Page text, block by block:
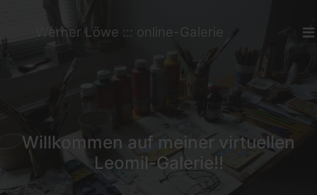
Werner Löwe ::: online-Galerie
Willkommen auf meiner virtuellen
Leomil-Galerie!!